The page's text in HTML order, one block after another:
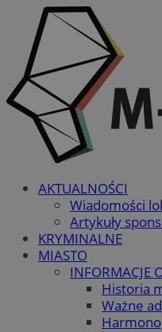
AKTUALNOŚCI
Wiadomości
Artykuły
KRYMINALNE
MIASTO
INFORMACJE
Historia
Ważne